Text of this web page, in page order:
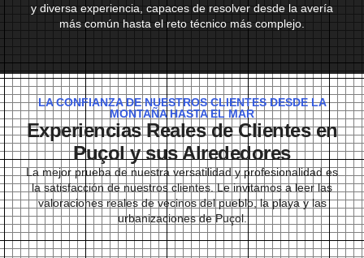
y diversa experiencia, capaces de resolver desde la avería
más común hasta el reto técnico más complejo.
LA CONFIANZA DE NUESTROS CLIENTES DESDE LA
MONTAÑA HASTA EL MAR
Experiencias Reales de Clientes en
Puçol y sus Alrededores
La mejor prueba de nuestra versatilidad y profesionalidad es
la satisfacción de nuestros clientes. Le invitamos a leer las
valoraciones reales de vecinos del pueblo, la playa y las
urbanizaciones de Puçol.